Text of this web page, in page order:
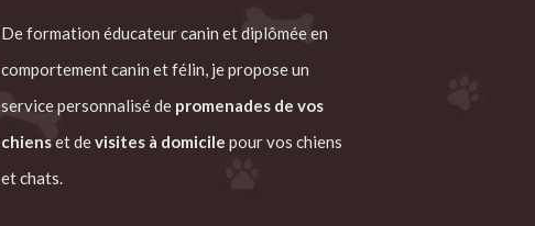
De formation éducateur canin et diplômée en
comportement canin et félin, je propose un
service personnalisé de promenades de vos
chienset devisites à domicile pour vos chiens
et chats.